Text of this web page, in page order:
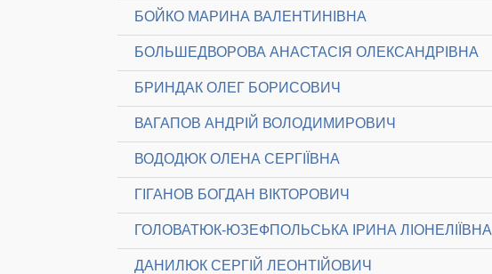
БОЙКО МАРИНА ВАЛЕНТИНІВНА
БОЛЬШЕДВОРОВА АНАСТАСІЯ ОЛЕКСАНДРІВНА
БРИНДАК ОЛЕГ БОРИСОВИЧ
ВАГАПОВ АНДРІЙ ВОЛОДИМИРОВИЧ
ВОДОДЮК ОЛЕНА СЕРГІЇВНА
ГІГАНОВ БОГДАН ВІКТОРОВИЧ
ГОЛОВАТЮК-ЮЗЕФПОЛЬСЬКА ІРИНА ЛІОНЕЛІЇВНА
ДАНИЛЮК СЕРГІЙ ЛЕОНТІЙОВИЧ